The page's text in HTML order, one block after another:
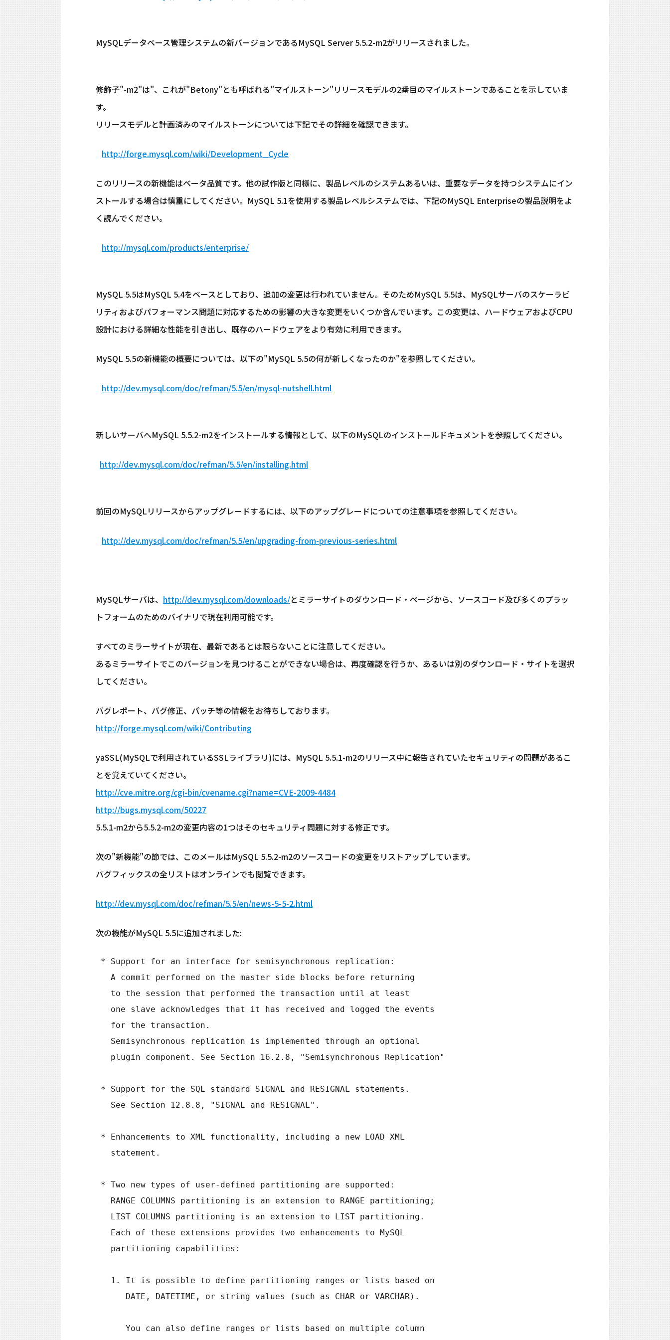
MySQLデータベース管理システムの新バージョンであるMySQL Server 5.5.2-m2がリリースされました。
修飾子"-m2"は"、これが"Betony"とも呼ばれる"マイルストーン"リリースモデルの2番目のマイルストーンであることを示していま
す。
リリースモデルと計画済みのマイルストーンについては下記でその詳細を確認できます。
http://forge.mysql.com/wiki/Development_Cycle
このリリースの新機能はベータ品質です。他の試作版と同様に、製品レベルのシステムあるいは、重要なデータを持つシステムにイン
ストールする場合は慎重にしてください。MySQL 5.1を使用する製品レベルシステムでは、下記のMySQL Enterpriseの製品説明をよ
く読んでください。
http://mysql.com/products/enterprise/
MySQL 5.5はMySQL 5.4をベースとしており、追加の変更は行われていません。そのためMySQL 5.5は、MySQLサーバのスケーラビ
リティおよびパフォーマンス問題に対応するための影響の大きな変更をいくつか含んでいます。この変更は、ハードウェアおよびCPU
設計における詳細な性能を引き出し、既存のハードウェアをより有効に利用できます。
MySQL 5.5の新機能の概要については、以下の"MySQL 5.5の何が新しくなったのか"を参照してください。
http://dev.mysql.com/doc/refman/5.5/en/mysql-nutshell.html
新しいサーバへMySQL 5.5.2-m2をインストールする情報として、以下のMySQLのインストールドキュメントを参照してください。
http://dev.mysql.com/doc/refman/5.5/en/installing.html
前回のMySQLリリースからアップグレードするには、以下のアップグレードについての注意事項を参照してください。
http://dev.mysql.com/doc/refman/5.5/en/upgrading-from-previous-series.html
MySQLサーバは、 http://dev.mysql.com/downloads/とミラーサイトのダウンロード・ページから、ソースコード及び多くのプラッ
トフォームのためのバイナリで現在利用可能です。
すべてのミラーサイトが現在、最新であるとは限らないことに注意してください。
あるミラーサイトでこのバージョンを見つけることができない場合は、再度確認を行うか、あるいは別のダウンロード・サイトを選択
してください。
バグレポート、バグ修正、パッチ等の情報をお待ちしております。
http://forge.mysql.com/wiki/Contributing
yaSSL(MySQLで利用されているSSLライブラリ)には、MySQL 5.5.1-m2のリリース中に報告されていたセキュリティの問題があるこ
とを覚えていてください。
http://cve.mitre.org/cgi-bin/cvename.cgi?name=CVE-2009-4484
http://bugs.mysql.com/50227
5.5.1-m2から5.5.2-m2の変更内容の1つはそのセキュリティ問題に対する修正です。
次の"新機能"の節では、このメールはMySQL 5.5.2-m2のソースコードの変更をリストアップしています。
バグフィックスの全リストはオンラインでも閲覧できます。
http://dev.mysql.com/doc/refman/5.5/en/news-5-5-2.html
次の機能がMySQL 5.5に追加されました:
* Support for an interface for semisynchronous replication:
   A commit performed on the master side blocks before returning
   to the session that performed the transaction until at least
   one slave acknowledges that it has received and logged the events
   for the transaction.
   Semisynchronous replication is implemented through an optional
   plugin component. See Section 16.2.8, "Semisynchronous Replication"
* Support for the SQL standard SIGNAL and RESIGNAL statements.
   See Section 12.8.8, "SIGNAL and RESIGNAL".
* Enhancements to XML functionality, including a new LOAD XML
   statement.
* Two new types of user-defined partitioning are supported:
   RANGE COLUMNS partitioning is an extension to RANGE partitioning;
   LIST COLUMNS partitioning is an extension to LIST partitioning.
   Each of these extensions provides two enhancements to MySQL
   partitioning capabilities:
   1. It is possible to define partitioning ranges or lists based on
      DATE, DATETIME, or string values (such as CHAR or VARCHAR).
      You can also define ranges or lists based on multiple column